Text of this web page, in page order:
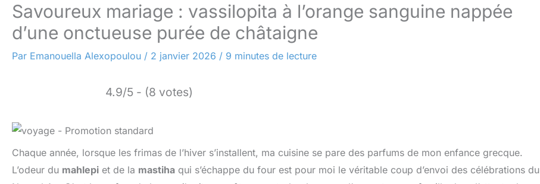
Savoureux mariage : vassilopita à l’orange sanguine nappée
d’une onctueuse purée de châtaigne
Par Emanouella Alexopoulou / 2 janvier 2026 / 9 minutes de lecture
4.9/5 - (8 votes)
Chaque année, lorsque les frimas de l’hiver s’installent, ma cuisine se pare des parfums de mon enfance grecque.
L’odeur du mahlepi et de la mastiha qui s’échappe du four est pour moi le véritable coup d’envoi des célébrations du